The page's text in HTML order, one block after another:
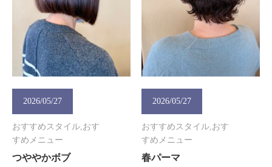
2026/05/27
おすすめスタイル,おす
すめメニュー
つややかボブ
2026/05/27
おすすめスタイル,おす
すめメニュー
春パーマ